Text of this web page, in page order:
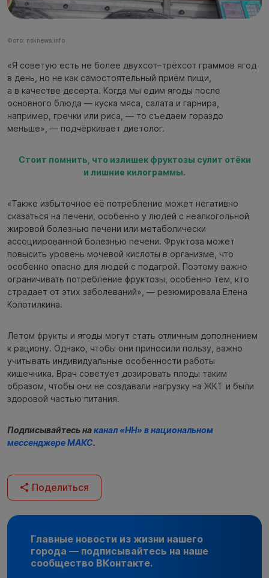
Фото: nsknews.info
«Я советую есть не более двухсот–трёхсот граммов ягод
в день, но не как самостоятельный приём пищи,
а в качестве десерта. Когда мы едим ягоды после
основного блюда — куска мяса, салата и гарнира,
например, гречки или риса, — то съедаем гораздо
меньше», — подчёркивает диетолог.
Стоит помнить, что излишек фруктозы сулит отёки
и лишние килограммы.
«Также избыточное её потребление может негативно
сказаться на печени, особенно у людей с неалкогольной
жировой болезнью печени или метаболически
ассоциированной болезнью печени. Фруктоза может
повысить уровень мочевой кислоты в организме, что
особенно опасно для людей с подагрой. Поэтому важно
ограничивать потребление фруктозы, особенно тем, кто
страдает от этих заболеваний», — резюмировала Елена
Колотилкина.
Летом фрукты и ягоды могут стать отличным дополнением
к рациону. Однако, чтобы они приносили пользу, важно
учитывать индивидуальные особенности работы
кишечника. Врач советует дозировать плоды таким
образом, чтобы они не создавали нагрузку на ЖКТ и были
здоровой частью питания.
Подписывайтесь наканал «НН» в национальном
мессенджере МАКС.
Поделиться
Главные новости из жизни нашего
города — подписывайтесь на наше
сообщество ВКонтакте.